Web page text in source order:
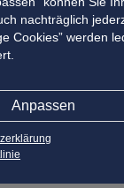
nachträglich
Cookies” werden
Anpassen